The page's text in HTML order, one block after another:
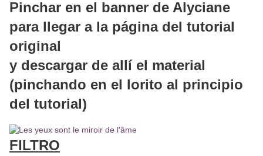
Pinchar en el banner de Alyciane
para llegar a la página del tutorial
original
y descargar de allí el material
(pinchando en el lorito al principio
del tutorial)
FILTRO